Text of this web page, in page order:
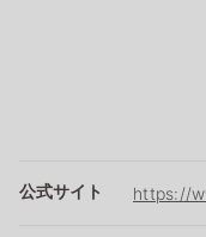
公式サイト https://